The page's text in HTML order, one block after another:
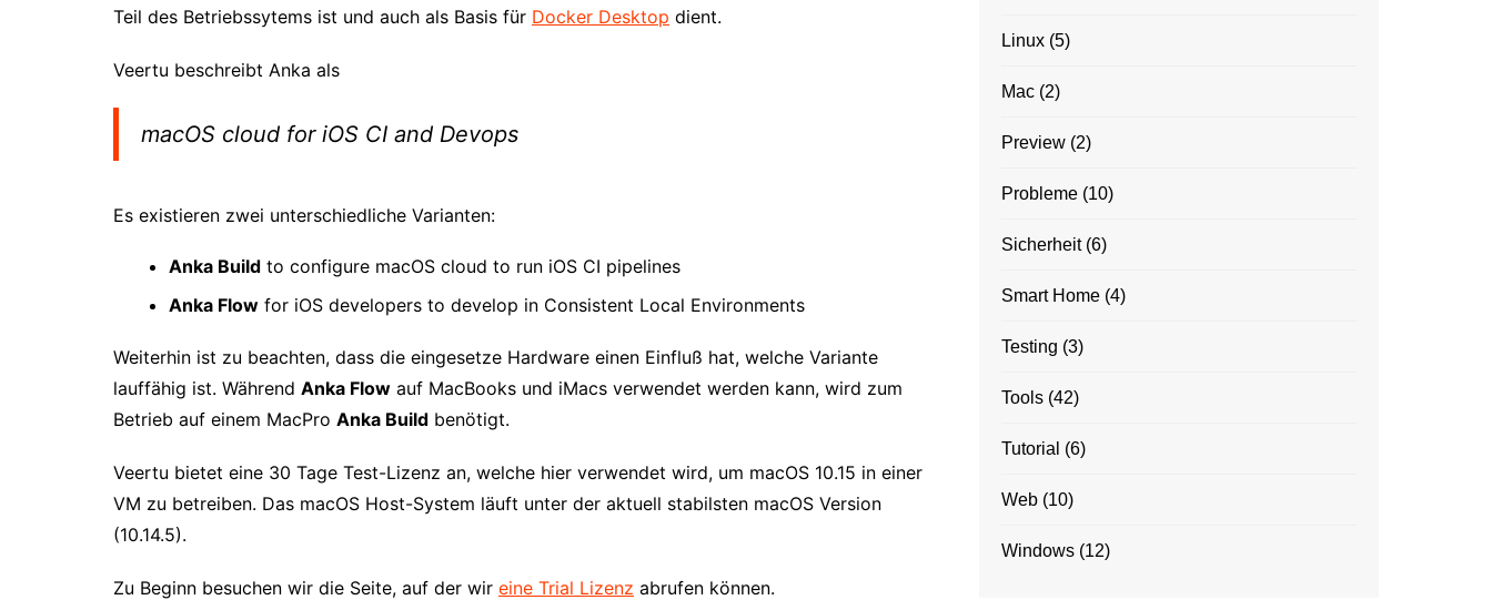
Teil des Betriebssytems ist und auch als Basis für Docker Desktop dient.
Veertu beschreibt Anka als
macOS cloud for iOS CI and Devops
Es existieren zwei unterschiedliche Varianten:
Anka Build to configure macOS cloud to run iOS CI pipelines
Anka Flow for iOS developers to develop in Consistent Local Environments
Weiterhin ist zu beachten, dass die eingesetze Hardware einen Einfluß hat, welche Variante
lauffähig ist. Während Anka Flow auf MacBooks und iMacs verwendet werden kann, wird zum
Betrieb auf einem MacPro Anka Build benötigt.
Veertu bietet eine 30 Tage Test-Lizenz an, welche hier verwendet wird, um macOS 10.15 in einer
VM zu betreiben. Das macOS Host-System läuft unter der aktuell stabilsten macOS Version
(10.14.5).
Zu Beginn besuchen wir die Seite, auf der wir eine Trial Lizenz abrufen können.
Linux (5)
Mac (2)
Preview (2)
Probleme (10)
Sicherheit(6)
Smart Home (4)
Testing (3)
Tools (42)
Tutorial (6)
Web (10)
Windows (12)